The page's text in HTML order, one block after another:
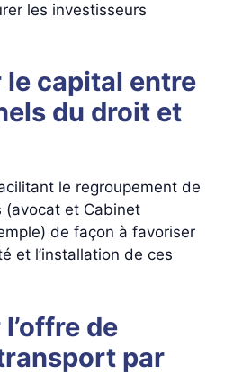
les investisseurs
le capital entre
du droit et
le regroupement de
(avocat et Cabinet
de façon à favoriser
et l’installation de ces
de
par